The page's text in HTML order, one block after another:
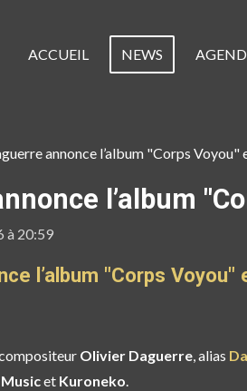
ACCUEIL NEWS
annonce l’album "Corps
l’album
à 20:59
l’album "Corps
Olivier Daguerre, alias
et Kuroneko.